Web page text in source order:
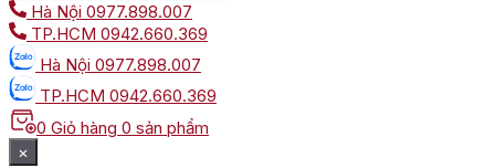
Hà Nội 0977.898.007
TP.HCM 0942.660.369
Hà Nội 0977.898.007
TP.HCM 0942.660.369
0 Giỏ hàng 0 sản phẩm
×